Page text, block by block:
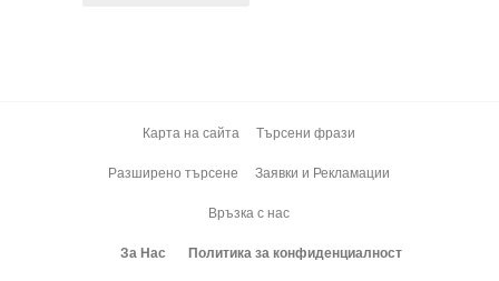
Карта на сайта Търсени фрази
Разширено търсене Заявки и Рекламации
Връзка с нас
За Нас Политика за конфиденциалност